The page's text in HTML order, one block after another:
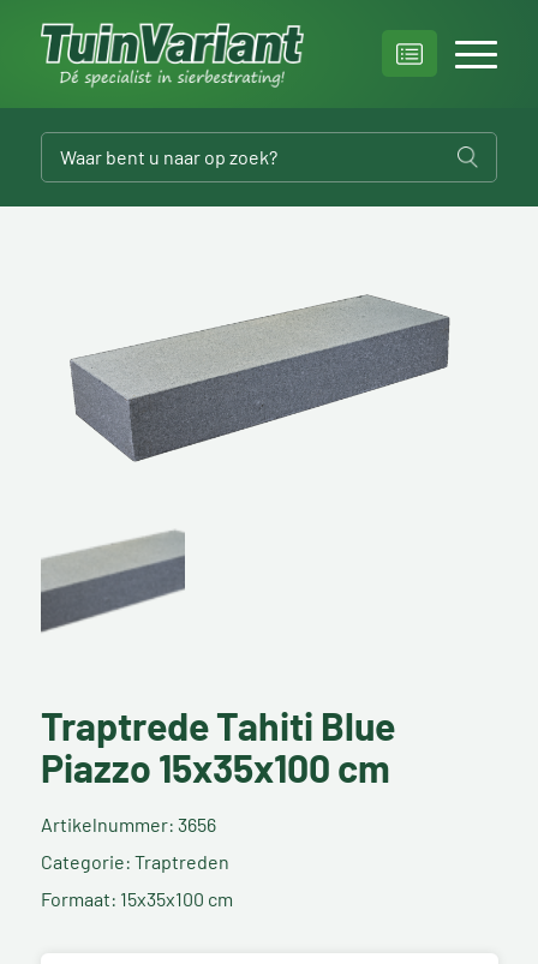
Traptrede Tahiti Blue
Piazzo 15x35x100 cm
Artikelnummer: 3656
Categorie: Traptreden
Formaat: 15x35x100 cm